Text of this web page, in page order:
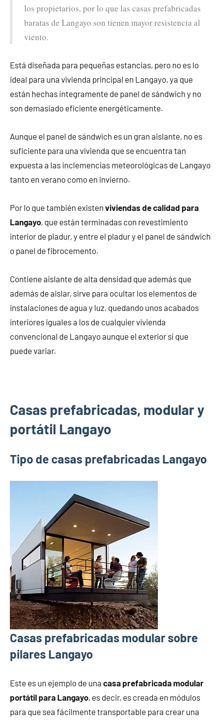
los propietarios, por lo que las casas prefabricadas
baratas de Langayo son tienen mayor resistencia al
viento.
Está diseñada para pequeñas estancias, pero no es lo
ideal para una vivienda principal en Langayo, ya que
están hechas íntegramente de panel de sándwich y no
son demasiado eficiente energéticamente.
Aunque el panel de sándwich es un gran aislante, no es
suficiente para una vivienda que se encuentra tan
expuesta a las inclemencias meteorológicas de Langayo
tanto en verano como en invierno.
Por lo que también existen viviendas de calidad para
Langayo, que están terminadas con revestimiento
interior de pladur, y entre el pladur y el panel de sándwich
o panel de fibrocemento.
Contiene aislante de alta densidad que además que
además de aislar, sirve para ocultar los elementos de
instalaciones de agua y luz, quedando unos acabados
interiores iguales a los de cualquier vivienda
convencional de Langayo aunque el exterior sí que
puede variar.
Casas prefabricadas, modular y
portátil Langayo
Tipo de casas prefabricadas Langayo
Casas prefabricadas modular sobre
pilares Langayo
Este es un ejemplo de una casa prefabricada modular
portátil para Langayo, es decir, es creada en módulos
para que sea fácilmente transportable para crear una